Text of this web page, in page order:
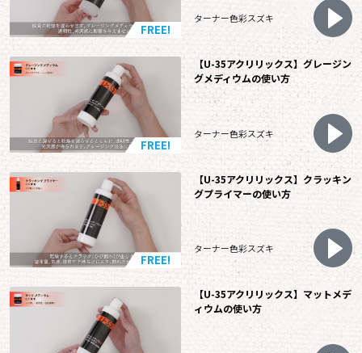
FREE!
ターナー色彩スズキ
FREE!
【U-35アクリリックス】グレージン
グメディウムの使い方
ターナー色彩スズキ
FREE!
【U-35アクリリックス】クラッキン
グプライマーの使い方
ターナー色彩スズキ
【U-35アクリリックス】マットメデ
ィウムの使い方